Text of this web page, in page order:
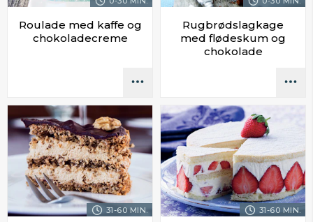
Roulade med kaffe og
chokoladecreme
Rugbrødslagkage
med flødeskum og
chokolade
31-60 MIN. 31-60 MIN.